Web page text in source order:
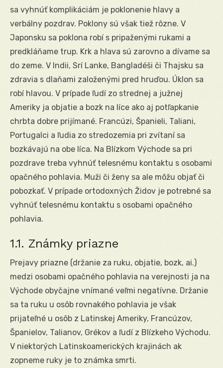
sa vyhnúť komplikáciám je poklonenie hlavy a
verbálny pozdrav. Poklony sú však tiež rôzne. V
Japonsku sa poklona robí s pripaženými rukami a
predkláňame trup. Krk a hlava sú zarovno a dívame sa
do zeme. V Indii, Srí Lanke, Bangladéši či Thajsku sa
zdravia s dlaňami založenými pred hruďou. Úklon sa
robí hlavou. V prípade ľudí zo strednej a južnej
Ameriky ja objatie a bozk na líce ako aj potľapkanie
chrbta dobre prijímané. Francúzi, Španieli, Taliani,
Portugalci a ľudia zo stredozemia pri zvítaní sa
bozkávajú na obe líca. Na Blízkom Východe sa pri
pozdrave treba vyhnúť telesnému kontaktu s osobami
opačného pohlavia. Muži či ženy sa ale môžu objať či
pobozkať. V prípade ortodoxných Židov je potrebné sa
vyhnúť telesnému kontaktu s osobami opačného
pohlavia.
1.1. Známky priazne
Prejavy priazne (držanie za ruku, objatie, bozk, ai.)
medzi osobami opačného pohlavia na verejnosti ja na
Východe obyčajne vnímané veľmi negatívne. Držanie
sa ta ruku u osôb rovnakého pohlavia je však
prijateľné u osôb z Latinskej Ameriky, Francúzov,
Španielov, Talianov, Grékov a ľudí z Blízkeho Východu.
V niektorých Latinskoamerických krajinách ak
zopneme ruky je to známka smrti.